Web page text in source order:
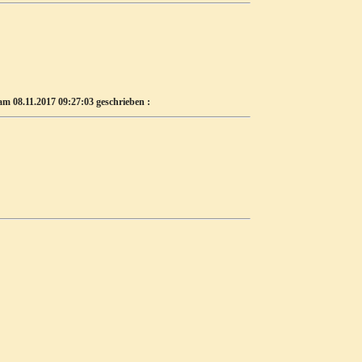
08.11.2017 09:27:03 geschrieben :